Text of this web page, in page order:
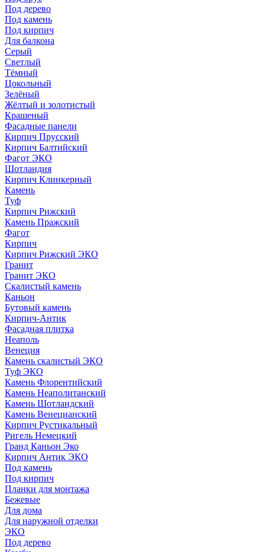
Под дерево
Под камень
Под кирпич
Для балкона
Серый
Светлый
Тёмный
Цокольный
Зелёный
Жёлтый и золотистый
Крашеный
Фасадные панели
Кирпич Прусский
Кирпич Балтийский
Фагот ЭКО
Шотландия
Кирпич Клинкерный
Камень
Туф
Кирпич Рижский
Камень Пражский
Фагот
Кирпич
Кирпич Рижский ЭКО
Гранит
Гранит ЭКО
Скалистый камень
Каньон
Бутовый камень
Кирпич-Антик
Фасадная плитка
Неаполь
Венеция
Камень скалистый ЭКО
Туф ЭКО
Камень Флорентийский
Камень Неаполитанский
Камень Шотландский
Камень Венецианский
Кирпич Рустикальный
Ригель Немецкий
Гранд Каньон Эко
Кирпич Антик ЭКО
Под камень
Под кирпич
Планки для монтажа
Бежевые
Для дома
Для наружной отделки
ЭКO
Под дерево